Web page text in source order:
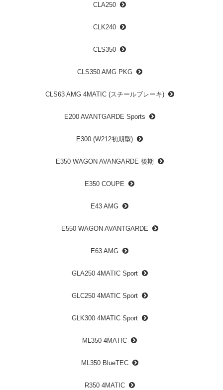
CLA250
CLK240
CLS350
CLS350 AMG PKG
CLS63 AMG 4MATIC (スチールブレーキ)
E200 AVANTGARDE Sports
E300 (W212初期型)
E350 WAGON AVANGARDE 後期
E350 COUPE
E43 AMG
E550 WAGON AVANTGARDE
E63 AMG
GLA250 4MATIC Sport
GLC250 4MATIC Sport
GLK300 4MATIC Sport
ML350 4MATIC
ML350 BlueTEC
R350 4MATIC